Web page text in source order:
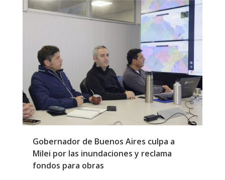
Gobernador de Buenos Aires culpa a
Milei por las inundaciones y reclama
fondos para obras